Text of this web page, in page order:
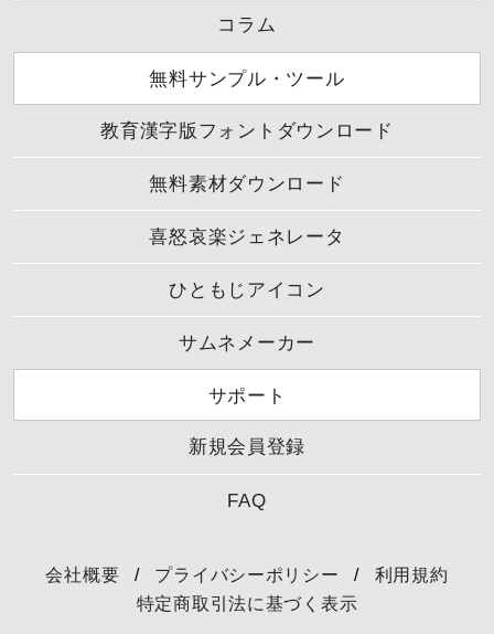
コラム
無料サンプル・ツール
教育漢字版フォントダウンロード
無料素材ダウンロード
喜怒哀楽ジェネレータ
ひともじアイコン
サムネメーカー
サポート
新規会員登録
FAQ
会社概要 / プライバシーポリシー /
利用規約
特定商取引法に基づく表示